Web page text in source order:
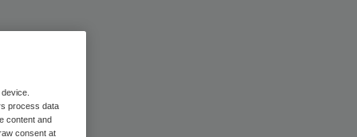
process data
content and
consent at